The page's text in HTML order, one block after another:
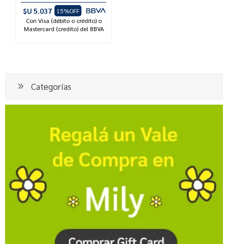
$U 5.037
15%OFF
Con Visa (débito o crédito) o
Mastercard (credito) del BBVA
Categorías